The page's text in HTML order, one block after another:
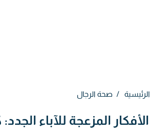
الرئيسية صحة الرجال
الأفكار المزعجة للآباء